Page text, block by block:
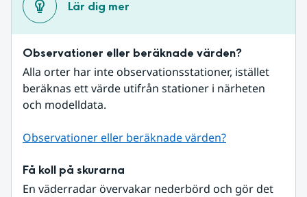
Lär dig mer
Observationer eller beräknade värden?
Alla orter har inte observationsstationer, istället
beräknas ett värde utifrån stationer i närheten
och modelldata.
Observationer eller beräknade värden?
Få koll på skurarna
En väderradar övervakar nederbörd och gör det